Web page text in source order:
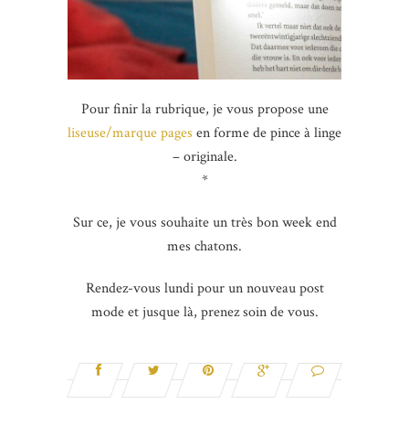
Pour finir la rubrique, je vous propose une
liseuse/marque pages en forme de pince à linge
– originale.
*
Sur ce, je vous souhaite un très bon week end
mes chatons.
Rendez-vous lundi pour un nouveau post
mode et jusque là, prenez soin de vous.